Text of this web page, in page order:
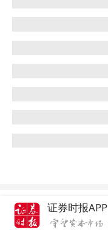
延伸阅读证券时报APP